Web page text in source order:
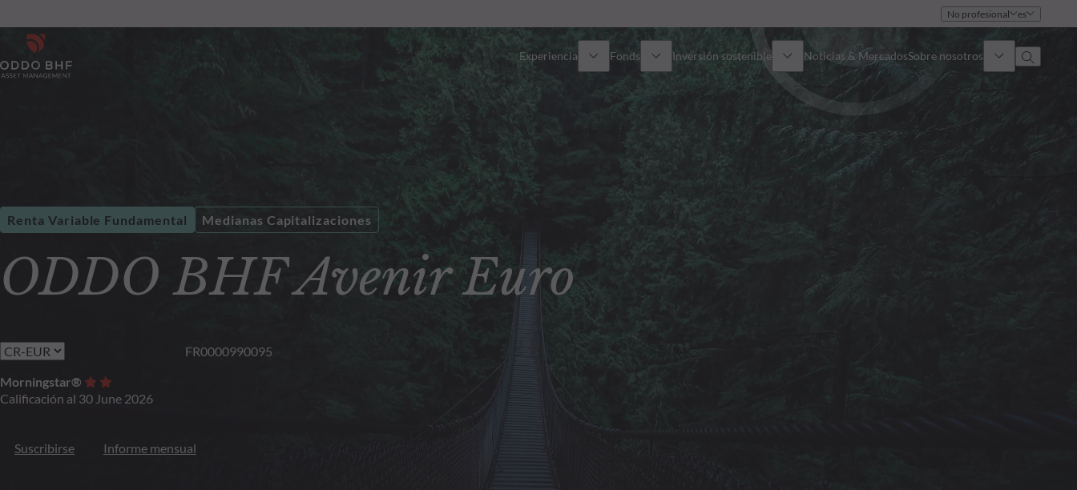
No profesional es
Experiencia
Resumen general
Renta Fija
Activos privados
Fonds
Todos los fondos
Selección de fondos
Fondos White Label
Inversión sostenible
Resumen general
Enfoque
Noticias & MercadosSobre nosotros
Identidad
ODDO BHF Avenir Euro
Renta Variable Fundamental Medianas Capitalizaciones
FR0000990095
Morningstar®
Calificación al 30 June 2026
Suscribirse Informe mensual